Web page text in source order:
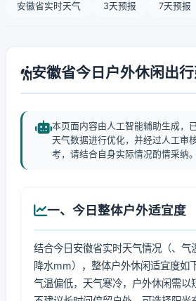
安徽省实时天气 3天预报 7天预报
安徽省今日户外休闲出
本页面内容由人工智能辅助生成，
天气数据进行优化，并经过人工审
考，请结合自身实际情况酌情采纳。
一、今日整体户外适宜度
结合今日安徽省实时天气情况（、气
降水mm），整体户外休闲适宜度如下
气温偏低，天气寒冷，户外休闲需以